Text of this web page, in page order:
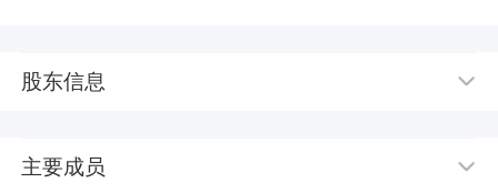
股东信息
主要成员